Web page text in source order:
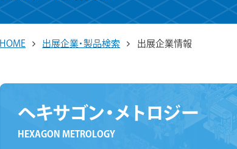
HOME 出展企業・製品検索 出展企業情報
ヘキサゴン・メトロジー
HEXAGON METROLOGY